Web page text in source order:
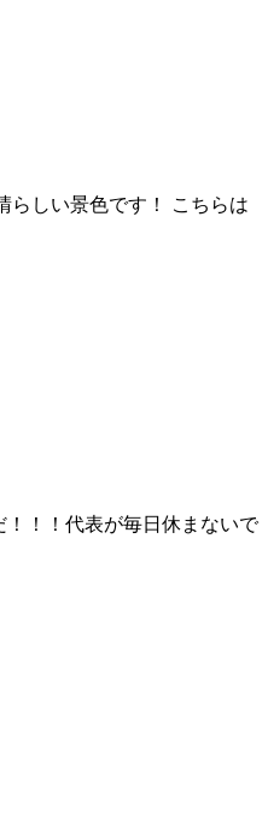
らしい景色です！ こちらは
！！代表が毎日休まないで